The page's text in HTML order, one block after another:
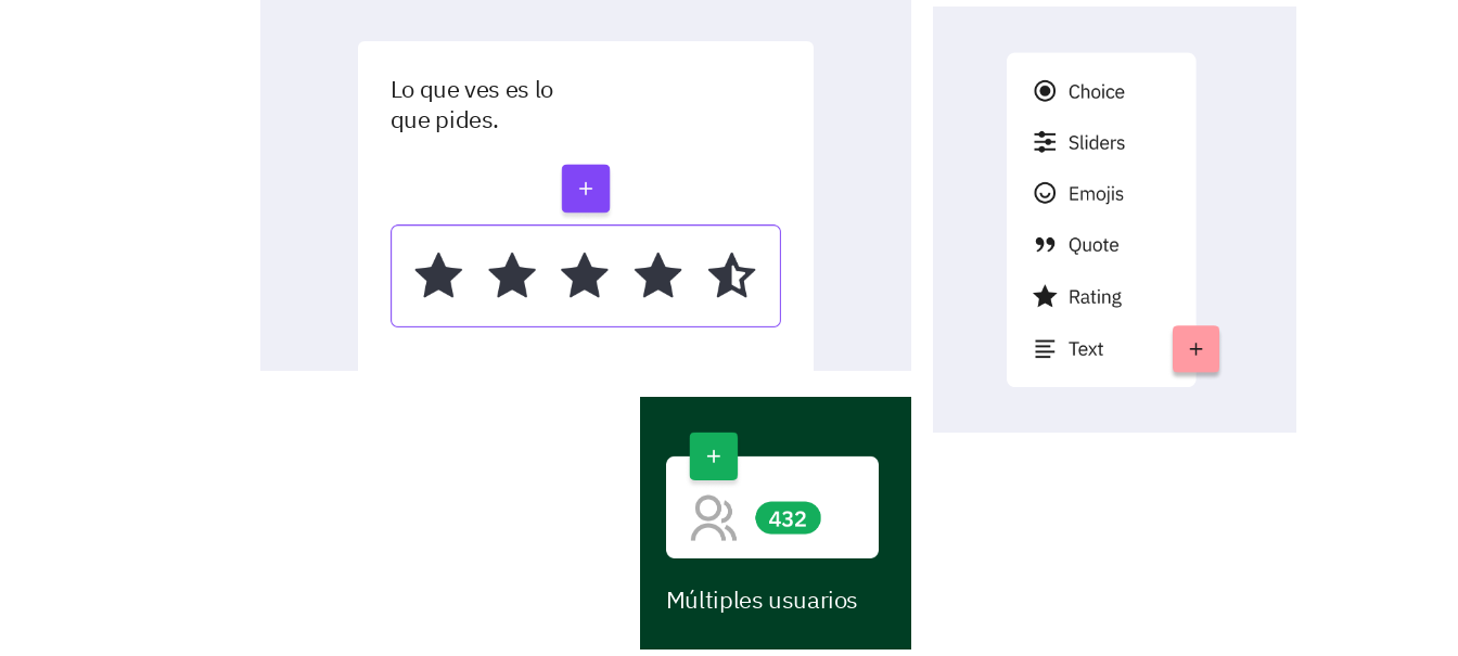
Lo que ves es lo
que pides.
Múltiples usuarios